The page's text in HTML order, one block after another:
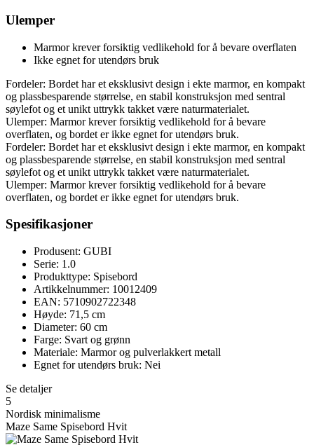
Ulemper
Marmor krever forsiktig vedlikehold for å bevare overflaten
Ikke egnet for utendørs bruk
Fordeler: Bordet har et eksklusivt design i ekte marmor, en kompakt
og plassbesparende størrelse, en stabil konstruksjon med sentral
søylefot og et unikt uttrykk takket være naturmaterialet.
Ulemper: Marmor krever forsiktig vedlikehold for å bevare
overflaten, og bordet er ikke egnet for utendørs bruk.
Fordeler: Bordet har et eksklusivt design i ekte marmor, en kompakt
og plassbesparende størrelse, en stabil konstruksjon med sentral
søylefot og et unikt uttrykk takket være naturmaterialet.
Ulemper: Marmor krever forsiktig vedlikehold for å bevare
overflaten, og bordet er ikke egnet for utendørs bruk.
Spesifikasjoner
Produsent: GUBI
Serie: 1.0
Produkttype: Spisebord
Artikkelnummer: 10012409
EAN: 5710902722348
Høyde: 71,5 cm
Diameter: 60 cm
Farge: Svart og grønn
Materiale: Marmor og pulverlakkert metall
Egnet for utendørs bruk: Nei
Se detaljer
5
Nordisk minimalisme
Maze Same Spisebord Hvit